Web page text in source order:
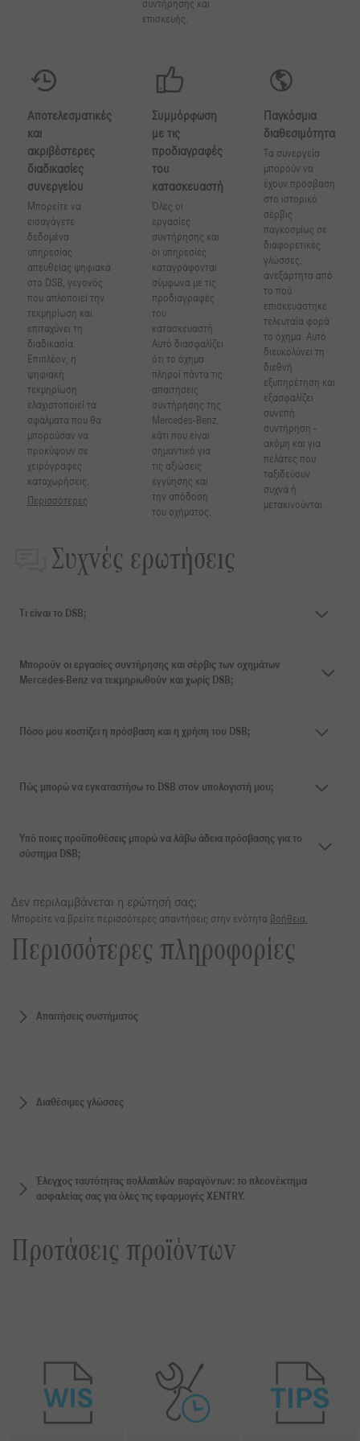
συντήρησης και
επισκευής.
Αποτελεσματικές
και
ακριβέστερες
διαδικασίες
συνεργείου
Μπορείτε να
εισαγάγετε
δεδομένα
υπηρεσίας
απευθείας ψηφιακά
στο DSB, γεγονός
που απλοποιεί την
τεκμηρίωση και
επιταχύνει τη
διαδικασία.
Επιπλέον, η
ψηφιακή
τεκμηρίωση
ελαχιστοποιεί τα
σφάλματα που θα
μπορούσαν να
προκύψουν σε
χειρόγραφες
καταχωρήσεις.
Περισσότερες
Συμμόρφωση
με τις
προδιαγραφές
του
κατασκευαστή
Όλες οι
εργασίες
συντήρησης και
οι υπηρεσίες
καταγράφονται
σύμφωνα με τις
προδιαγραφές
του
κατασκευαστή.
Αυτό διασφαλίζει
ότι το όχημα
πληροί πάντα τις
απαιτήσεις
συντήρησης της
Mercedes-Benz,
κάτι που είναι
σημαντικό για
τις αξιώσεις
εγγύησης και
την απόδοση
του οχήματος.
Παγκόσμια
διαθεσιμότητα
Τα συνεργεία
μπορούν να
έχουν πρόσβαση
στο ιστορικό
σέρβις
παγκοσμίως σε
διαφορετικές
γλώσσες,
ανεξάρτητα από
το πού
επισκευάστηκε
τελευταία φορά
το όχημα. Αυτό
διευκολύνει τη
διεθνή
εξυπηρέτηση και
εξασφαλίζει
συνεπή
συντήρηση -
ακόμη και για
πελάτες που
ταξιδεύουν
συχνά ή
μετακινούνται.
Συχνές ερωτήσεις
Τι είναι το DSB;
Μπορούν οι εργασίες συντήρησης και σέρβις των οχημάτων
Mercedes-Benz να τεκμηριωθούν και χωρίς DSB;
Πόσο μου κοστίζει η πρόσβαση και η χρήση του DSB;
Πώς μπορώ να εγκαταστήσω το DSB στον υπολογιστή μου;
Υπό ποιες προϋποθέσεις μπορώ να λάβω άδεια πρόσβασης για το
σύστημα DSB;
Δεν περιλαμβάνεται η ερώτησή σας;
Μπορείτε να βρείτε περισσότερες απαντήσεις στην ενότητα βοήθεια.
Περισσότερες πληροφορίες
Απαιτήσεις συστήματος
Διαθέσιμες γλώσσες
Έλεγχος ταυτότητας πολλαπλών παραγόντων: το πλεονέκτημα
ασφαλείας σας για όλες τις εφαρμογές XENTRY.
Προτάσεις προϊόντων